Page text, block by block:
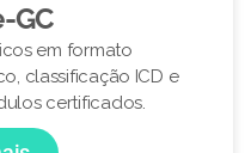
GC
em formato
classificação ICD e
certificados.